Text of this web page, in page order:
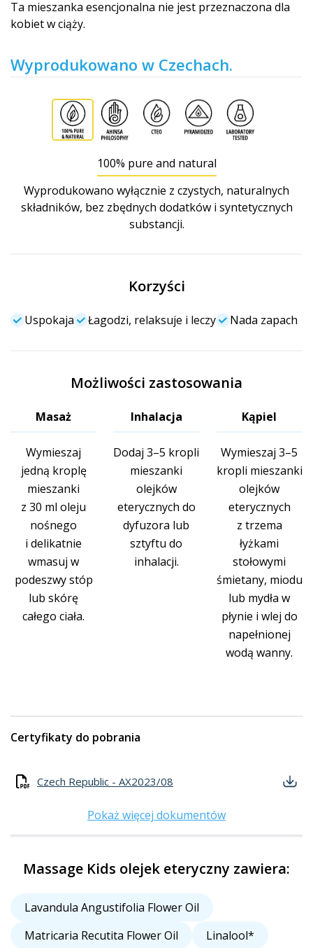
Ta mieszanka esencjonalna nie jest przeznaczona dla
kobiet w ciąży.
Wyprodukowano w Czechach.
100% pure and natural
Wyprodukowano wyłącznie z czystych, naturalnych
składników, bez zbędnych dodatków i syntetycznych
substancji.
Korzyści
Uspokaja Łagodzi, relaksuje i leczy Nada zapach
Możliwości zastosowania
Masaż
Wymieszaj
jedną kroplę
mieszanki
z 30 ml oleju
nośnego
i delikatnie
wmasuj w
podeszwy stóp
lub skórę
całego ciała.
Inhalacja
Dodaj 3–5 kropli
mieszanki
olejków
eterycznych do
dyfuzora lub
sztyftu do
inhalacji.
Kąpiel
Wymieszaj 3–5
kropli mieszanki
olejków
eterycznych
z trzema
łyżkami
stołowymi
śmietany, miodu
lub mydła w
płynie i wlej do
napełnionej
wodą wanny.
Certyfikaty do pobrania
Czech Republic - AX2023/08
Pokaż więcej dokumentów
Massage Kids olejek eteryczny zawiera:
Lavandula Angustifolia Flower Oil
Matricaria Recutita Flower Oil
Linalool*